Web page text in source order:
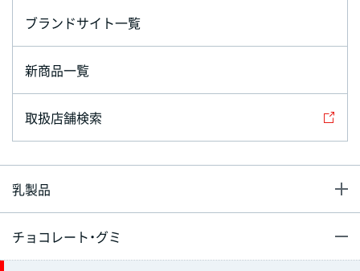
ブランドサイト一覧
新商品一覧
取扱店舗検索
乳製品
チョコレート・グミ